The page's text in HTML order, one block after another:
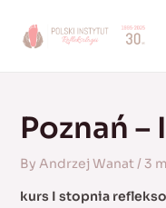
Poznań –
By Andrzej Wanat/3
kurs I stopnia